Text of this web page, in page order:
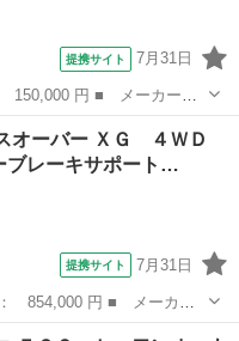
提携サイト 7月31日
■ グレード名： ２０Ｅ
Ｖ／Ｂｌｕｅｔｏｏｔｈ／
オーバー ＸＧ ４ＷＤ
レーキサポート…
提携サイト 7月31日
ーバー ■ グレード